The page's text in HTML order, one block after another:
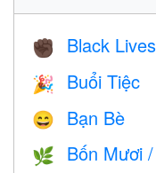
✊🏿 Black
🎉 Buổi Tiệc
😄 Bạn Bè
🌿 Bốn Mươi